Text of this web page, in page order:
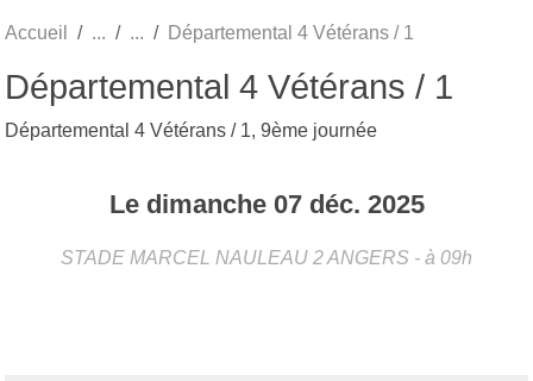
Accueil Départemental 4 Vétérans / 1
Départemental 4 Vétérans / 1
Départemental 4 Vétérans / 1, 9ème journée
Le dimanche 07 déc. 2025
STADE MARCEL NAULEAU 2ANGERS - à 09h